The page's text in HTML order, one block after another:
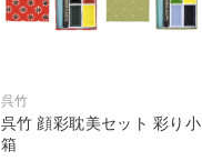
呉竹
呉竹 顔彩耽美セット 彩り小
箱